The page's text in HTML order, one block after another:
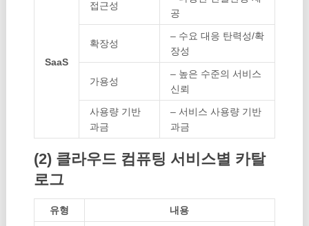
SaaS
접근성
공
확장성
– 수요 대응 탄력성/확
장성
가용성
– 높은 수준의 서비스
신뢰
사용량 기반
과금
– 서비스 사용량 기반
과금
(2) 클라우드 컴퓨팅 서비스별 카탈
로그
유형 내용